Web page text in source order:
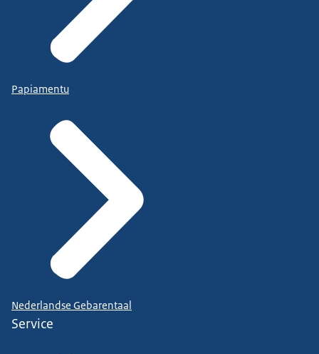
Papiamentu
Nederlandse Gebarentaal
Service